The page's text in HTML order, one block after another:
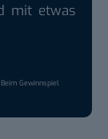
mit etwas
Beim Gewinnspiel